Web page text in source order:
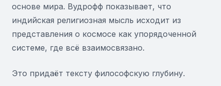
основе мира. Вудрофф показывает, что
индийская религиозная мысль исходит из
представления о космосе как упорядоченной
системе, где всё взаимосвязано.
Это придаёт тексту философскую глубину.